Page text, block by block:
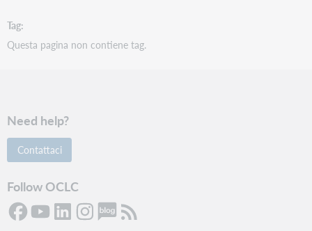
Tag
Questa pagina non contiene tag.
Need help?
Contattaci
Follow OCLC